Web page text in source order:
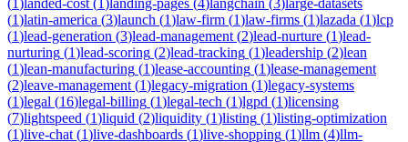
(1)latin-america (3)launch (1)law-firm (1)law-firms (1)lazada (1)lcp
(1)lead-generation (3)lead-management (2)lead-nurture (1)lead-
nurturing (1)lead-scoring (2)lead-tracking (1)leadership (2)lean
(1)lean-manufacturing (1)lease-accounting (1)lease-management
(2)leave-management (1)legacy-migration (1)legacy-systems
(1)legal (16)legal-billing (1)legal-tech (1)lgpd (1)licensing
(7)lightspeed (1)liquid (2)liquidity (1)listing (1)listing-optimization
(1)live-chat (1)live-dashboards (1)live-shopping (1)llm (4)llm-